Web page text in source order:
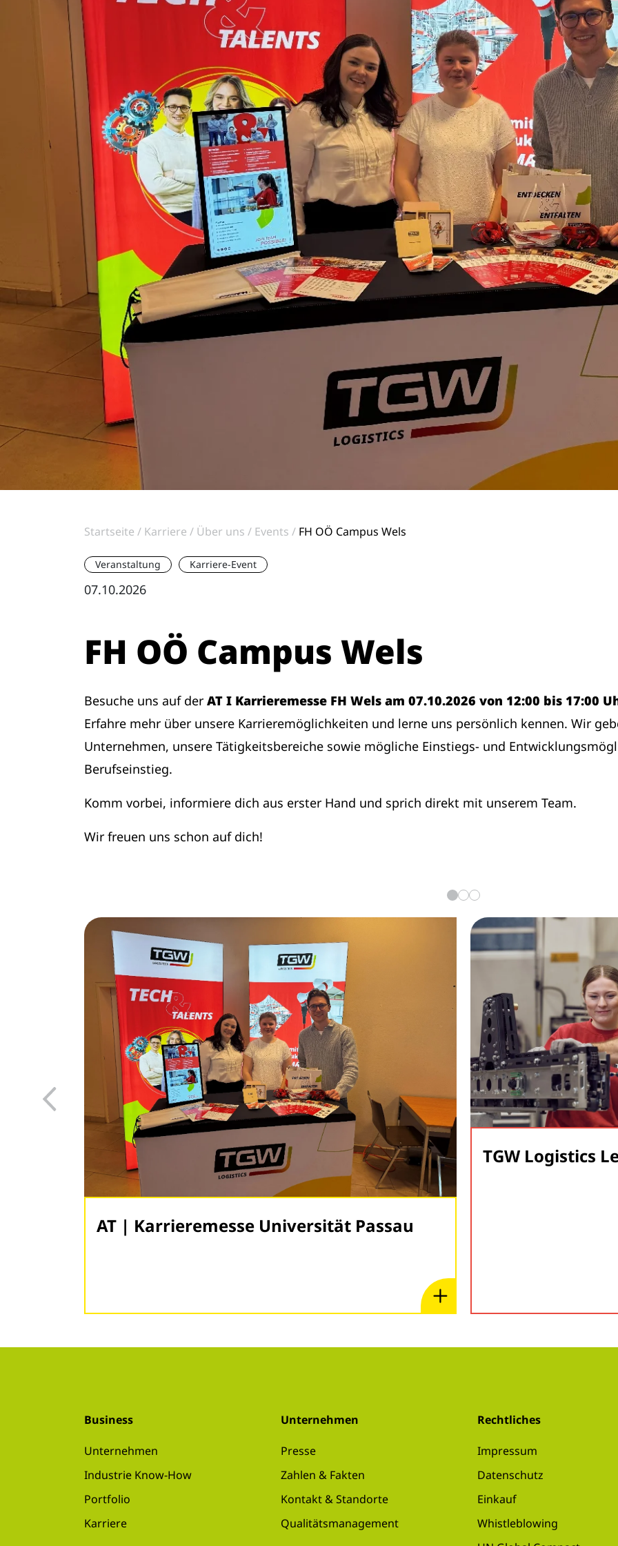
Startseite Karriere Über uns Events FH OÖ Campus Wels
Veranstaltung Karriere-Event
07.10.2026
FH OÖ Campus Wels
Besuche uns auf der AT I Karrieremesse FH Wels am 07.10.2026 von 12:00 bis 17:00
Erfahre mehr über unsere Karrieremöglichkeiten und lerne uns persönlich kennen. Wir
Unternehmen, unsere Tätigkeitsbereiche sowie mögliche Einstiegs- und
Berufseinstieg.
Komm vorbei, informiere dich aus erster Hand und sprich direkt mit unserem Team.
Wir freuen uns schon auf dich!
AT | Karriermesse FH Hagenberg
Business
Unternehmen
Industrie Know-How
Portfolio
Karriere
Unternehmen
Presse
Zahlen & Fakten
Kontakt & Standorte
Qualitätsmanagement
Rechtliches
Impressum
Datenschutz
Einkauf
Whistleblowing